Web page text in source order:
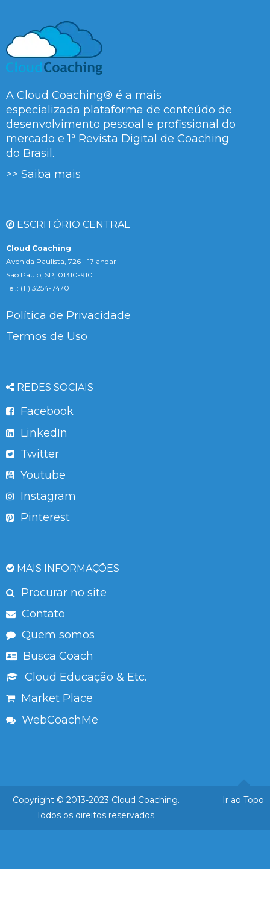
A Cloud Coaching® é a mais
especializada plataforma de conteúdo de
desenvolvimento pessoal e profissional do
mercado e 1ª Revista Digital de Coaching
do Brasil.
>> Saiba mais
ESCRITÓRIO CENTRAL
Cloud Coaching
Avenida Paulista, 726 - 17 andar
São Paulo, SP, 01310-910
Tel.: (11) 3254-7470
Política de Privacidade
Termos de Uso
REDES SOCIAIS
Facebook
LinkedIn
Twitter
Youtube
Instagram
Pinterest
MAIS INFORMAÇÕES
Procurar no site
Contato
Quem somos
Busca Coach
Cloud Educação & Etc.
Market Place
WebCoachMe
Ir ao Topo
Copyright © 2013-2023 Cloud Coaching.
Todos os direitos reservados.